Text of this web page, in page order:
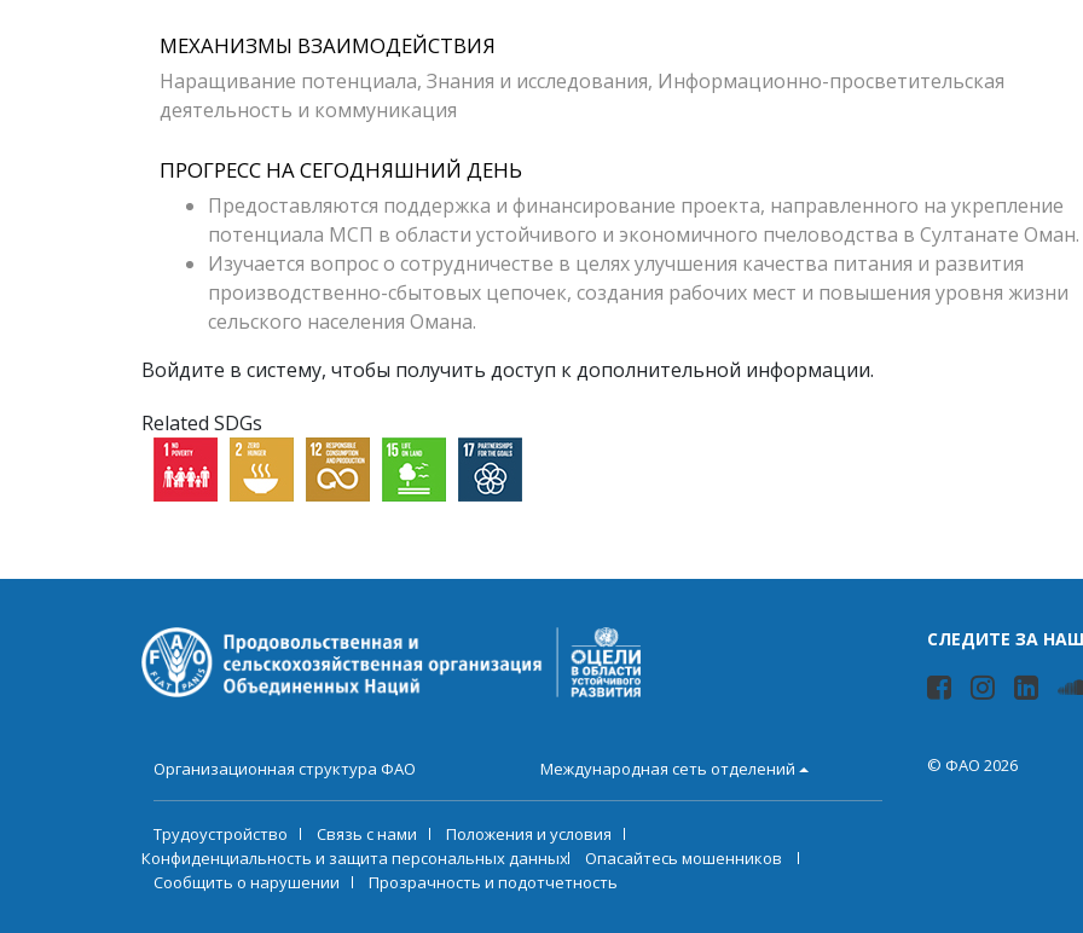
МЕХАНИЗМЫ ВЗАИМОДЕЙСТВИЯ
Наращивание потенциала, Знания и исследования, Информационно-просветительская
деятельность и коммуникация
ПРОГРЕСС НА СЕГОДНЯШНИЙ ДЕНЬ
Предоставляются поддержка и финансирование проекта, направленного на укрепление
потенциала МСП в области устойчивого и экономичного пчеловодства в Султанате Оман.
Изучается вопрос о сотрудничестве в целях улучшения качества питания и развития
производственно-сбытовых цепочек, создания рабочих мест и повышения уровня жизни
сельского населения Омана.
Войдите в систему, чтобы получить доступ к дополнительной информации.
Related SDGs
СЛЕДИТЕ ЗА
Организационная структура ФАО Международная сеть отделений
Трудоустройство Связь с нами
Положения и условия
Конфиденциальность и защита персональных данных
Опасайтесь мошенников
Сообщить о нарушении
Прозрачность и подотчетность
© ФАО 2026